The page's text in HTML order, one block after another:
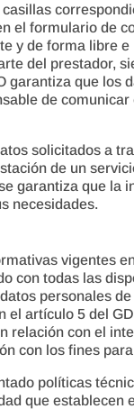
el formulario de
y de forma libre
del prestador,
garantiza que los
de
solicitados a
de un
garantiza que la
necesidades.
vigentes
con todas las
personales
artículo 5 del
relación con el
con los fines
políticas
que establecen